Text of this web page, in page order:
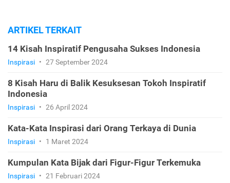
ARTIKEL TERKAIT
14 Kisah Inspiratif Pengusaha Sukses Indonesia
Inspirasi • 27 September 2024
8 Kisah Haru di Balik Kesuksesan Tokoh Inspiratif
Indonesia
Inspirasi • 26 April 2024
Kata-Kata Inspirasi dari Orang Terkaya di Dunia
Inspirasi • 1 Maret 2024
Kumpulan Kata Bijak dari Figur-Figur Terkemuka
Inspirasi • 21 Februari 2024